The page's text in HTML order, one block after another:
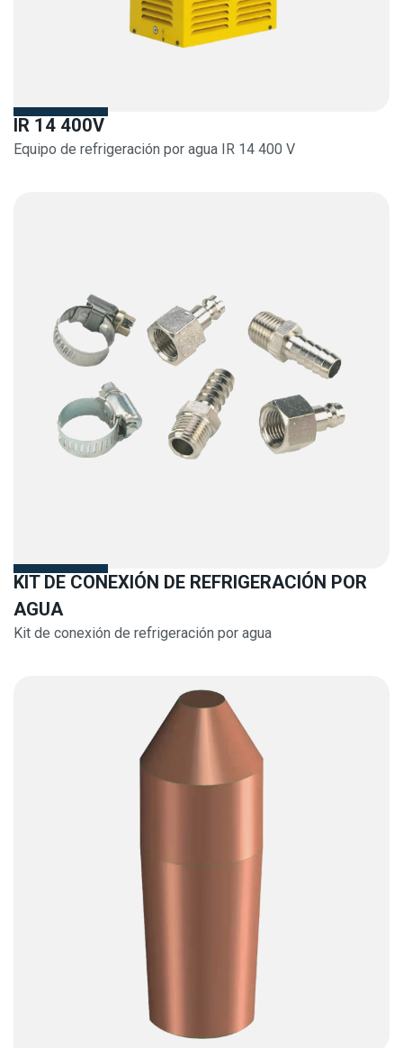
IR 14 400V
Equipo de refrigeración por agua IR 14 400 V
KIT DE CONEXIÓN DE REFRIGERACIÓN POR
AGUA
Kit de conexión de refrigeración por agua